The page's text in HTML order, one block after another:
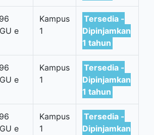
e
Kampus
1
Tersedia -
Dipinjamkan
1 tahun
e
Kampus
1
Tersedia -
Dipinjamkan
1 tahun
e
Kampus
1
Tersedia -
Dipinjamkan